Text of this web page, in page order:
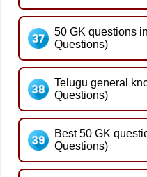
50 GK questions
Questions)
Telugu general
Questions)
Best 50 GK
Questions)